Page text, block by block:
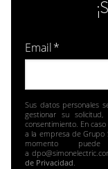
Email*
Sus datos personales
gestionar su
consentimiento. En
a la empresa de Grupo
momento
a
de Privacidad.